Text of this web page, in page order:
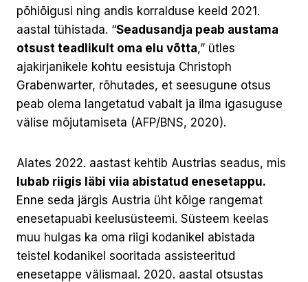
põhiõigusi ning andis korralduse keeld 2021.
aastal tühistada. “Seadusandja peab austama
otsust teadlikult oma elu võtta,” ütles
ajakirjanikele kohtu eesistuja Christoph
Grabenwarter, rõhutades, et seesugune otsus
peab olema langetatud vabalt ja ilma igasuguse
välise mõjutamiseta (AFP/BNS, 2020).
Alates 2022. aastast kehtib Austrias seadus, mis
lubab riigis läbi viia abistatud enesetappu.
Enne seda järgis Austria üht kõige rangemat
enesetapuabi keelusüsteemi. Süsteem keelas
muu hulgas ka oma riigi kodanikel abistada
teistel kodanikel sooritada assisteeritud
enesetappe välismaal. 2020. aastal otsustas